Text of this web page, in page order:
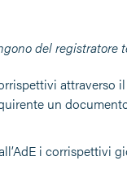
del registratore
attraverso
un
i corrispettivi